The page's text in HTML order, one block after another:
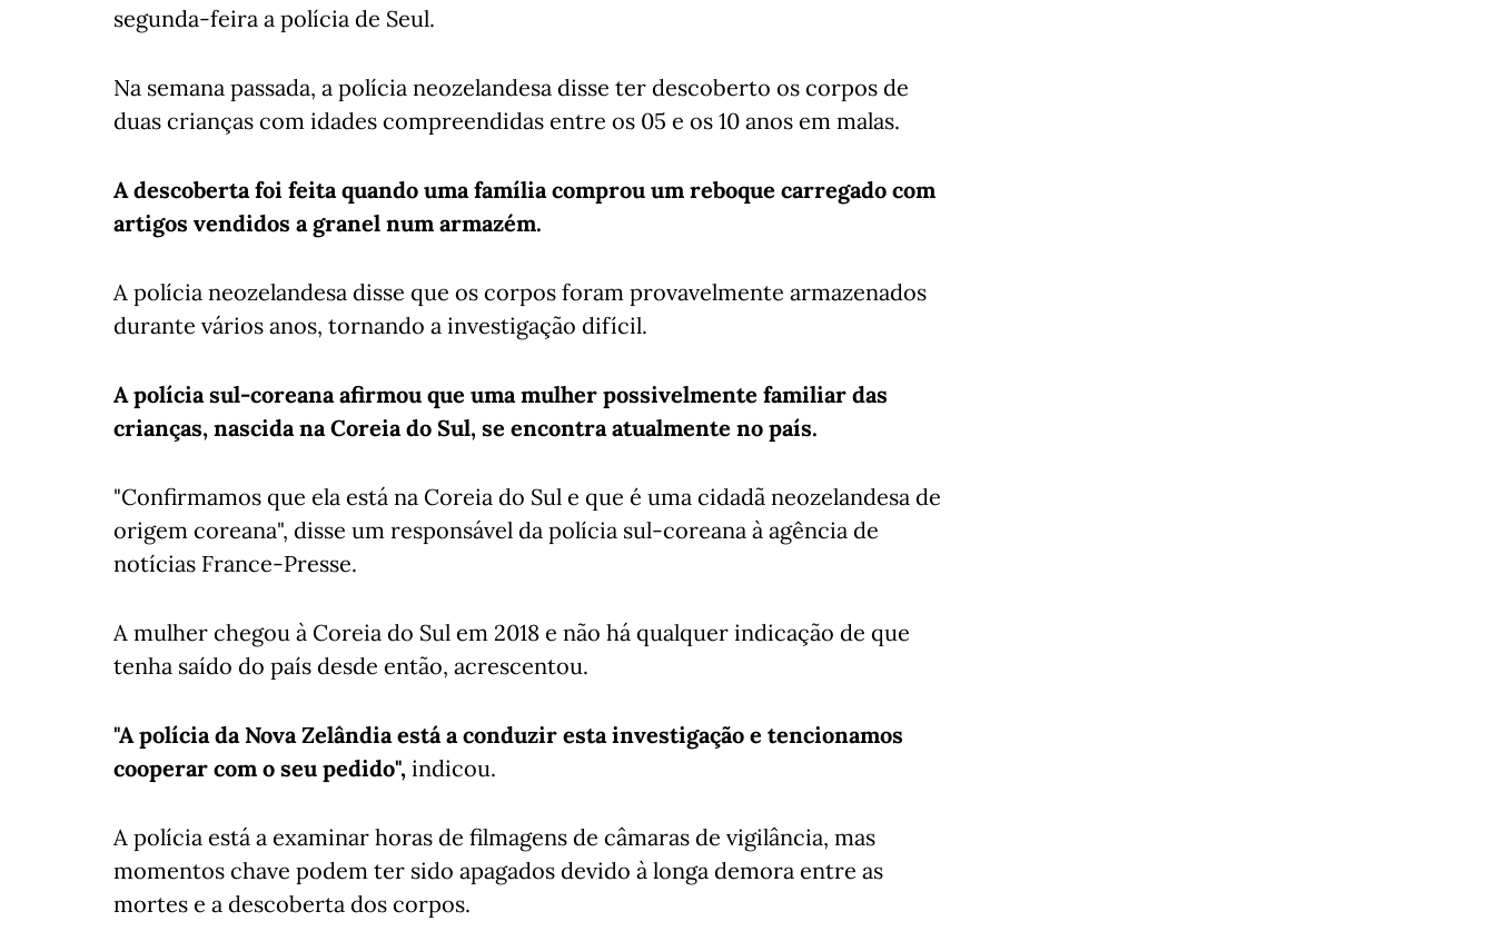
segunda-feira a polícia de Seul.
Na semana passada, a polícia neozelandesa disse ter descoberto os corpos de
duas crianças com idades compreendidas entre os 05 e os 10 anos em malas.
A descoberta foi feita quando uma família comprou um reboque carregado com
artigos vendidos a granel num armazém.
A polícia neozelandesa disse que os corpos foram provavelmente armazenados
durante vários anos, tornando a investigação difícil.
A polícia sul-coreana afirmou que uma mulher possivelmente familiar das
crianças, nascida na Coreia do Sul, se encontra atualmente no país.
"Confirmamos que ela está na Coreia do Sul e que é uma cidadã neozelandesa de
origem coreana", disse um responsável da polícia sul-coreana à agência de
notícias France-Presse.
A mulher chegou à Coreia do Sul em 2018 e não há qualquer indicação de que
tenha saído do país desde então, acrescentou.
"A polícia da Nova Zelândia está a conduzir esta investigação e tencionamos
cooperar com o seu pedido", indicou.
A polícia está a examinar horas de filmagens de câmaras de vigilância, mas
momentos chave podem ter sido apagados devido à longa demora entre as
mortes e a descoberta dos corpos.